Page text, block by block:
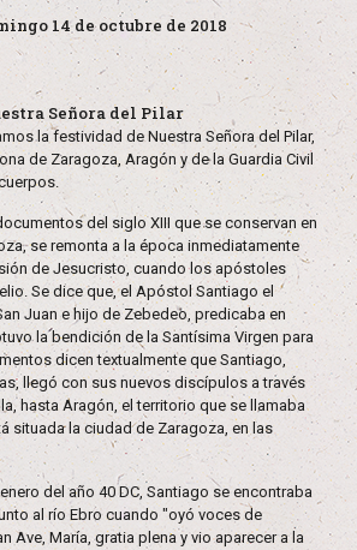
14 de octubre de 2018
Señora del Pilar
la festividad de Nuestra Señora del Pilar,
de Zaragoza, Aragón y de la Guardia Civil
del siglo XIII que se conservan en
se remonta a la época inmediatamente
de Jesucristo, cuando los apóstoles
Se dice que, el Apóstol Santiago el
Juan e hijo de Zebedeo, predicaba en
la bendición de la Santísima Virgen para
dicen textualmente que Santiago,
llegó con sus nuevos discípulos a través
hasta Aragón, el territorio que se llamaba
situada la ciudad de Zaragoza, en las
del año 40 DC, Santiago se encontraba
al río Ebro cuando "oyó voces de
Ave, María, gratia plena y vio aparecer a la